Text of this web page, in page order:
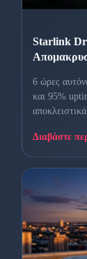
Starlink
6 ώρες
και 95%
Διαβάστε